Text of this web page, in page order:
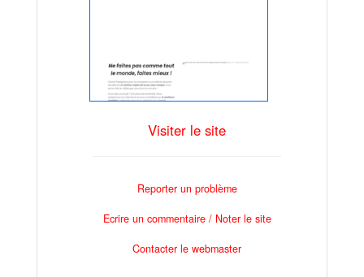
Visiter le site
Reporter un problème
Ecrire un commentaire / Noter le site
Contacter le webmaster